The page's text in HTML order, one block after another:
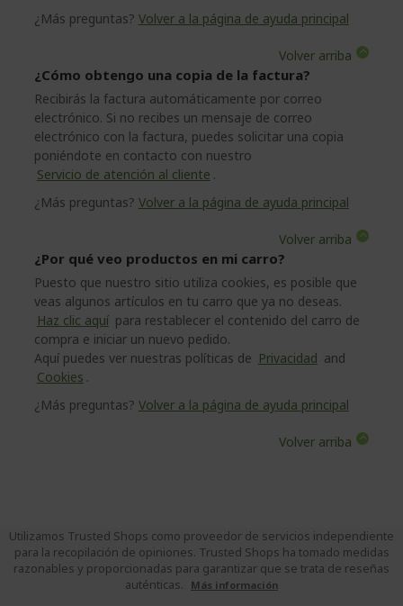
¿Más preguntas? Volver a la página de ayuda principal
Volver arriba
¿Cómo obtengo una copia de la factura?
Recibirás la factura automáticamente por correo
electrónico. Si no recibes un mensaje de correo
electrónico con la factura, puedes solicitar una copia
poniéndote en contacto con nuestro
Servicio de atención al cliente .
¿Más preguntas? Volver a la página de ayuda principal
Volver arriba
¿Por qué veo productos en mi carro?
Puesto que nuestro sitio utiliza cookies, es posible que
veas algunos artículos en tu carro que ya no deseas.
Haz clic aquí para restablecer el contenido del carro de
compra e iniciar un nuevo pedido.
Aquí puedes ver nuestras políticas de Privacidad and
Cookies .
¿Más preguntas? Volver a la página de ayuda principal
Volver arriba
Utilizamos Trusted Shops como proveedor de servicios independiente
para la recopilación de opiniones. Trusted Shops ha tomado medidas
razonables y proporcionadas para garantizar que se trata de reseñas
auténticas.
Más información